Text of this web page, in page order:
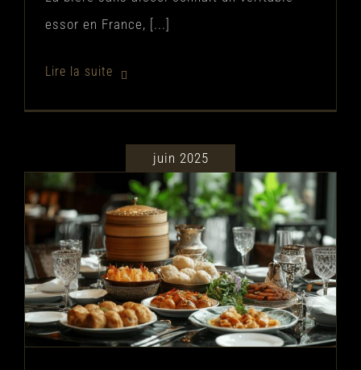
essor en France, [...]
juin 2025
Decouverte des restaurants halal
premium : un tour du monde des
saveurs orientales
Bonnes adresses